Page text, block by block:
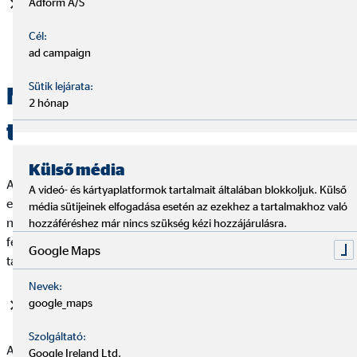
Elegendő kontrasztot, állítható betűtávolságot,
technológiák által nyújtott testreszabási lehetőségekkel.
Nem akadálymentesített
tartalmak
Az OVB akadálymentesség biztosítására irányuló erőfeszítései
ellenére alábbiakban felsorolt tényezők miatt a szolgáltatás
nem tekinthető teljesen akadálymentesnek. Az alábbi tényezők
felsorolása a WCAG azon alpontjára vonatkozó hivatkozást
tartalmazza, amelynek a honlap részben nem felel meg.
WCAG 1.2.5. - Audióleírás
A honlapon találhatók olyan videótartalmak, amelyek
Cél:
ad campaign
Sütik lejárata:
2 hónap
Külső média
A videó- és kártyaplatformok tartalmait általában blokkoljuk. Külső
média sütijeinek elfogadása esetén az ezekhez a tartalmakhoz való
hozzáféréshez már nincs szükség kézi hozzájárulásra.
Google Maps
Nevek:
google_maps
Szolgáltató:
Google Ireland Ltd.